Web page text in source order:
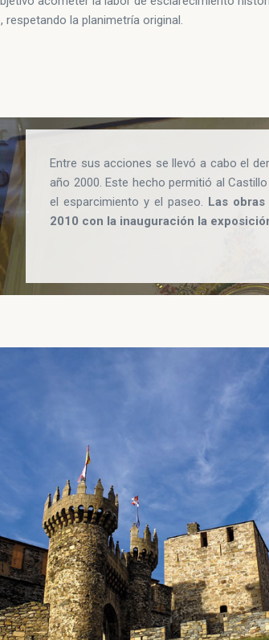
la planimetría original.
Entre sus acciones se llevó a cabo el
año 2000. Este hecho permitió al
el esparcimiento y el paseo. Las
2010 con la inauguración la